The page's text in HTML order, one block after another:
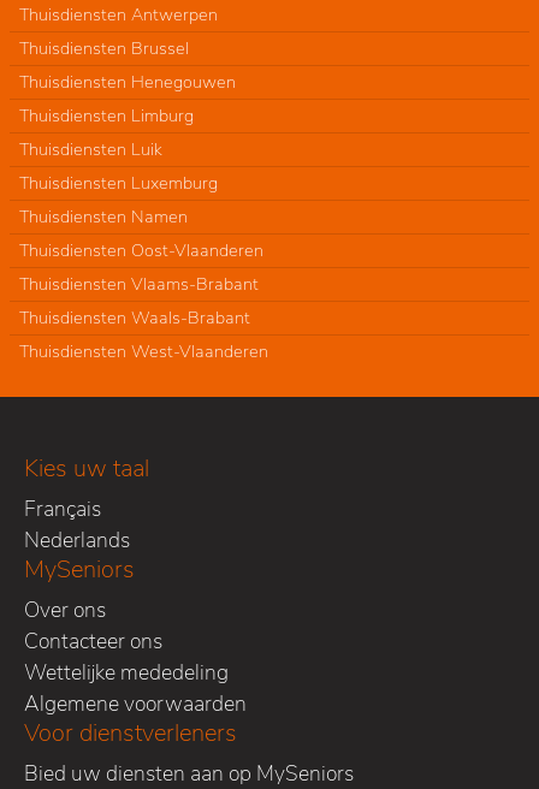
Thuisdiensten Antwerpen
Thuisdiensten Brussel
Thuisdiensten Henegouwen
Thuisdiensten Limburg
Thuisdiensten Luik
Thuisdiensten Luxemburg
Thuisdiensten Namen
Thuisdiensten Oost-Vlaanderen
Thuisdiensten Vlaams-Brabant
Thuisdiensten Waals-Brabant
Thuisdiensten West-Vlaanderen
Kies uw taal
Français
Nederlands
MySeniors
Over ons
Contacteer ons
Wettelijke mededeling
Algemene voorwaarden
Voor dienstverleners
Bied uw diensten aan op MySeniors